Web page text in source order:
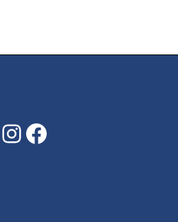
Instagram
Facebook